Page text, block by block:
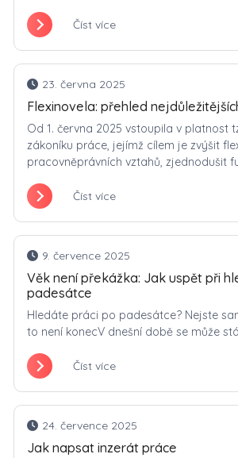
Číst více
23. června 2025
Flexinovela: přehled
Od 1. června 2025 vstoupila v platnost
zákoníku práce, jejímž cílem je zvýšit
pracovněprávních vztahů, zjednodušit
Číst více
9. července 2025
Věk není překážka: Jak uspět při
padesátce
Hledáte práci po padesátce? Nejste
to není konecV dnešní době se může
Číst více
24. července 2025
Jak napsat inzerát práce